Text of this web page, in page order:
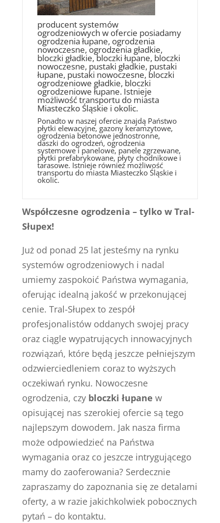
producent systemów
ogrodzeniowych w ofercie posiadamy
ogrodzenia łupane, ogrodzenia
nowoczesne, ogrodzenia gładkie,
bloczki gładkie, bloczki łupane, bloczki
nowoczesne, pustaki gładkie, pustaki
łupane, pustaki nowoczesne, bloczki
ogrodzeniowe gładkie, bloczki
ogrodzeniowe łupane. Istnieje
możliwość transportu do miasta
Miasteczko Śląskie i okolic.
Ponadto w naszej ofercie znajdą Państwo
płytki elewacyjne, gazony keramzytowe,
ogrodzenia betonowe jednostronne,
daszki do ogrodzeń, ogrodzenia
systemowe i panelowe, panele zgrzewane,
płytki prefabrykowane, płyty chodnikowe i
tarasowe. Istnieje również możliwość
transportu do miasta Miasteczko Śląskie i
okolic.
Współczesne ogrodzenia – tylko w Tral-
Słupex!
Już od ponad 25 lat jesteśmy na rynku
systemów ogrodzeniowych i nadal
umiemy zaspokoić Państwa wymagania,
oferując idealną jakość w przekonującej
cenie. Tral-Słupex to zespół
profesjonalistów oddanych swojej pracy
oraz ciągle wypatrujących innowacyjnych
rozwiązań, które będą jeszcze pełniejszym
odzwierciedleniem coraz to wyższych
oczekiwań rynku. Nowoczesne
ogrodzenia, czy bloczki łupane w
opisującej nas szerokiej ofercie są tego
najlepszym dowodem. Jak nasza firma
może odpowiedzieć na Państwa
wymagania oraz co jeszcze intrygującego
mamy do zaoferowania? Serdecznie
zapraszamy do zapoznania się ze detalami
oferty, a w razie jakichkolwiek pobocznych
pytań – do kontaktu.